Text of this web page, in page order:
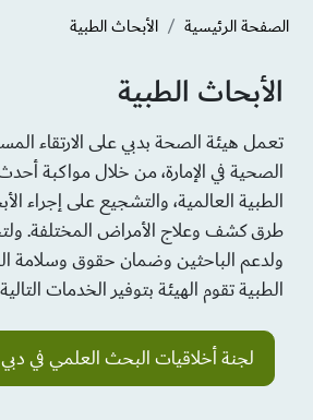
الصفحة الرئيسية الأبحاث الطبية
الأبحاث الطبية
تعمل هيئة الصحة بدبي على الارتقاء
الصحية في الإمارة، من خلال مواكبة
الطبية العالمية، والتشجيع على إجراء
طرق كشف وعلاج الأمراض المختلفة.
ولدعم الباحثين وضمان حقوق وسلامة
الطبية تقوم الهيئة بتوفير الخدمات
لجنة أخلاقيات البحث العلمي في دبي